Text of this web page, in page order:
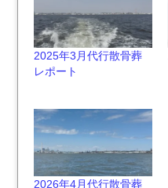
2025年3月代行散骨葬
レポート
2026年4月代行散骨葬